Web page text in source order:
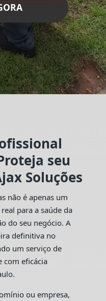
seu
Soluções
não é apenas um
para a saúde da
do seu negócio. A
definitiva no
um serviço de
com eficácia
ou empresa,